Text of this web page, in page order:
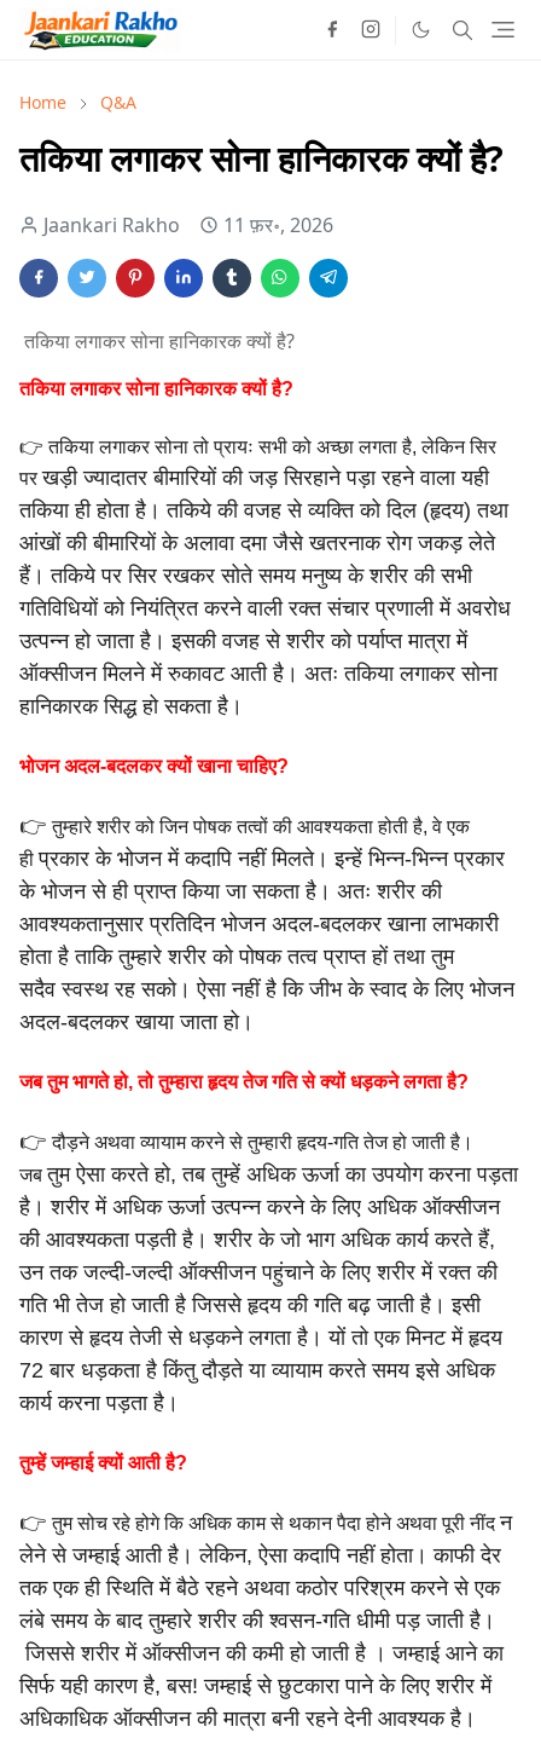
Home Q&A
तकिया लगाकर सोना हानिकारक क्यों है?
Jaankari Rakho 11 फ़र॰, 2026
तकिया लगाकर सोना हानिकारक क्यों है?
तकिया लगाकर सोना हानिकारक क्यों है?
👉 तकिया लगाकर सोना तो प्रायः सभी को अच्छा लगता है, लेकिन सिर
परखड़ी ज्यादातर बीमारियों की जड़ सिरहाने पड़ा रहने वाला यही
तकिया हीहोता है। तकिये की वजह से व्यक्ति को दिल (हृदय) तथा
आंखों कीबीमारियों के अलावा दमा जैसे खतरनाक रोग जकड़ लेते
हैं।तकिये पर सिर रखकर सोते समय मनुष्य के शरीर की सभी
गतिविधियोंको नियंत्रित करने वाली रक्त संचार प्रणाली में अवरोध
उत्पन्न हो जाता है।इसकी वजह से शरीर को पर्याप्त मात्रा में
ऑक्सीजन मिलने में रुकावट आतीहै। अतः तकिया लगाकर सोना
हानिकारक सिद्ध हो सकता है।
भोजन अदल-बदलकर क्यों खाना चाहिए?
👉तुम्हारे शरीर को जिन पोषक तत्वों की आवश्यकता होती है, वे एक
हीप्रकार के भोजन में कदापि नहीं मिलते। इन्हें भिन्न-भिन्न प्रकार
के भोजन सेही प्राप्त किया जा सकता है। अतः शरीर की
आवश्यकतानुसार प्रतिदिन भोजन अदल-बदलकर खानालाभकारी
होता है ताकि तुम्हारे शरीर को पोषक तत्व प्राप्त हों तथा तुम
सदैवस्वस्थ रह सको। ऐसा नहीं है कि जीभ के स्वाद के लिए भोजन
अदल-बदलकर खाया जाता हो।
जब तुम भागते हो, तो तुम्हारा हृदय तेज गति से क्यों धड़कने लगता है?
👉दौड़ने अथवा व्यायाम करने से तुम्हारी हृदय-गति तेज हो जाती है।
जबतुम ऐसा करते हो, तब तुम्हें अधिक ऊर्जा का उपयोग करना पड़ता
है।शरीर में अधिक ऊर्जा उत्पन्न करने के लिए अधिक ऑक्सीजन
की आवश्यकता पड़ती है। शरीर के जो भाग अधिक कार्य करते हैं,
उन तकजल्दी-जल्दी ऑक्सीजन पहुंचाने के लिए शरीर में रक्त की
गति भी तेज होजाती है जिससे हृदय की गति बढ़ जाती है। इसी
कारण से हृदय तेजी से धड़कने लगता है। यों तो एक मिनट में हृदय
72 बार धड़कता है किंतु दौड़तेया व्यायाम करते समय इसे अधिक
कार्य करना पड़ता है।
तुम्हें जम्हाई क्यों आती है?
👉तुम सोच रहे होगे कि अधिक काम से थकान पैदा होने अथवा पूरी नींदन
लेने से जम्हाई आती है। लेकिन, ऐसा कदापि नहीं होता।काफी देर
तक एक ही स्थिति में बैठे रहने अथवा कठोर परिश्रम करने सेएक
लंबे समय के बाद तुम्हारे शरीर की श्वसन-गति धीमी पड़ जाती है।
जिससे शरीर में ऑक्सीजन की कमी हो जाती है । जम्हाई आने का
सिर्फ यहीकारण है, बस! जम्हाई से छुटकारा पाने के लिए शरीर में
अधिकाधिक ऑक्सीजन की मात्रा बनी रहने देनी आवश्यक है।